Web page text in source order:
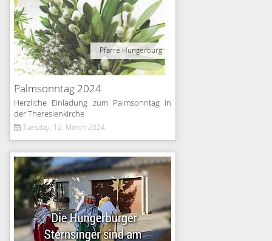
Pfarre Hungerburg
Palmsonntag 2024
Herzliche Einladung zum Palmsonntag in
der Theresienkirche
Tuesday, 12. March 2024